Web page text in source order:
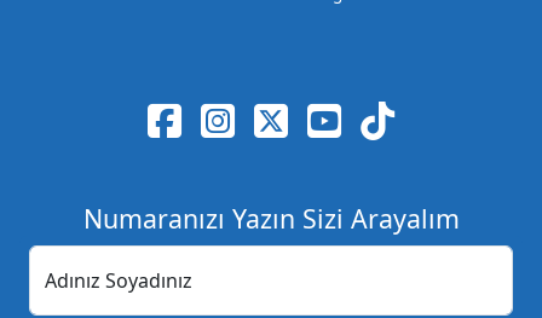
Numaranızı Yazın Sizi Arayalım
Adınız Soyadınız